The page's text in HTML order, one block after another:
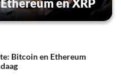
Bitcoin en Ethereum